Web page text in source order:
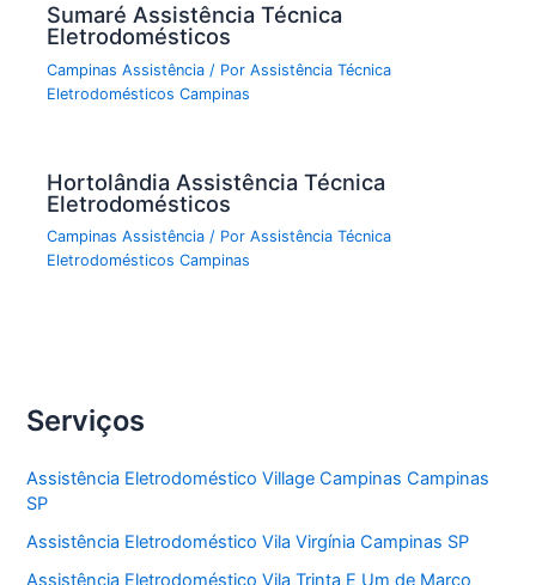
Sumaré Assistência Técnica
Eletrodomésticos
Campinas Assistência / PorAssistência Técnica
Eletrodomésticos Campinas
Hortolândia Assistência Técnica
Eletrodomésticos
Campinas Assistência / PorAssistência Técnica
Eletrodomésticos Campinas
Serviços
Assistência Eletrodoméstico Village Campinas Campinas
SP
Assistência Eletrodoméstico Vila Virgínia Campinas SP
Assistência Eletrodoméstico Vila Trinta E Um de Marco